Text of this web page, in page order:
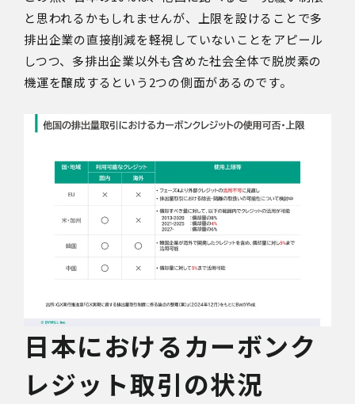
と思われるかもしれませんが、上限を設けることで多
排出企業の直接削減を軽視していないことをアピール
しつつ、多排出企業以外も含めた社会全体で脱炭素の
機運を醸成するという2つの側面があるのです。
日本におけるカーボンク
レジット取引の状況